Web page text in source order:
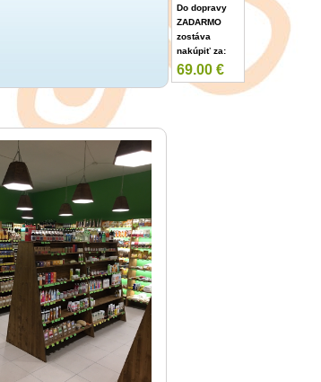
Do dopravy
ZADARMO
zostáva
nakúpiť za:
69.00 €